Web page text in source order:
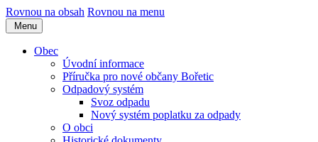
Rovnou na obsah Rovnou na menu
Menu
Obec
Úvodní informace
Příručka pro nové občany Bořetic
Odpadový systém
Svoz odpadu
Nový systém poplatku za odpady
O obci